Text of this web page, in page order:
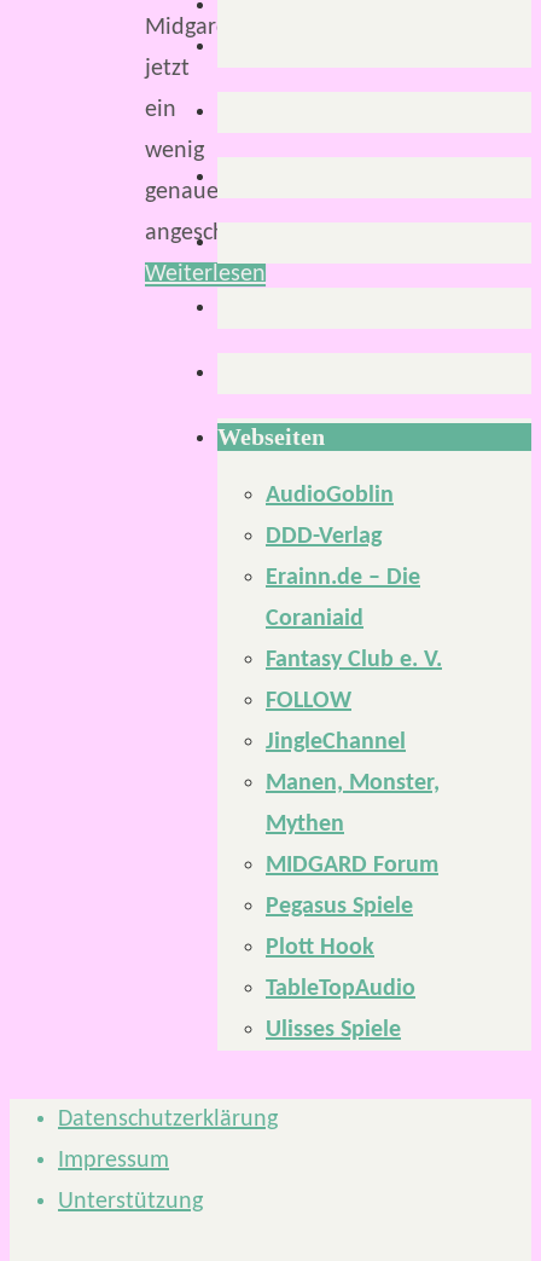
Midgards
jetzt
ein
wenig
genauer
angeschaut.
Weiterlesen
Webseiten
AudioGoblin
DDD-Verlag
Erainn.de – Die
Coraniaid
Fantasy Club e. V.
FOLLOW
JingleChannel
Manen, Monster,
Mythen
MIDGARD Forum
Pegasus Spiele
Plott Hook
TableTopAudio
Ulisses Spiele
Datenschutzerklärung
Impressum
Unterstützung